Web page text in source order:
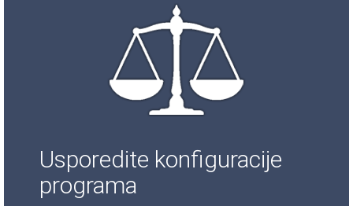
Usporedite konfiguracije
programa